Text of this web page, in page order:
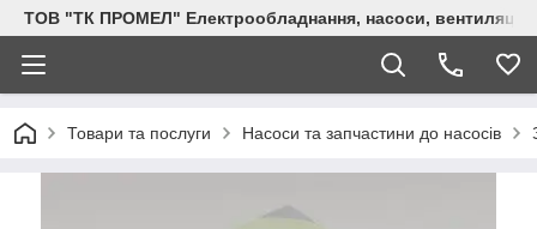
ТОВ "ТК ПРОМЕЛ" Електрообладнання, насоси, вентиляція,
Товари та послуги Насоси та запчастини до насосів